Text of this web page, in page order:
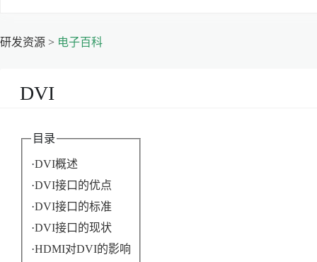
研发资源 > 电子百科
DVI
目录
·DVI概述
·DVI接口的优点
·DVI接口的标准
·DVI接口的现状
·HDMI对DVI的影响